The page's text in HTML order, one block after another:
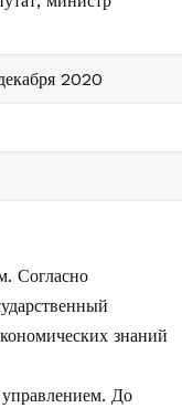
2020
Согласно
знаний
До